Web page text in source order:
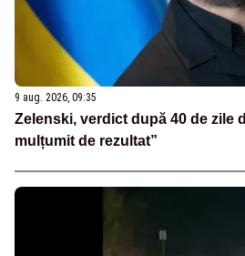
9 aug. 2026, 09:35
Zelenski, verdict după 40 de zile
mulțumit de rezultat”